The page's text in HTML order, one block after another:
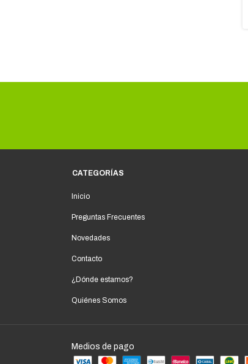
CATEGORÍAS
Inicio
Preguntas Frecuentes
Novedades
Contacto
¿Dónde estamos?
Quiénes Somos
Medios de pago